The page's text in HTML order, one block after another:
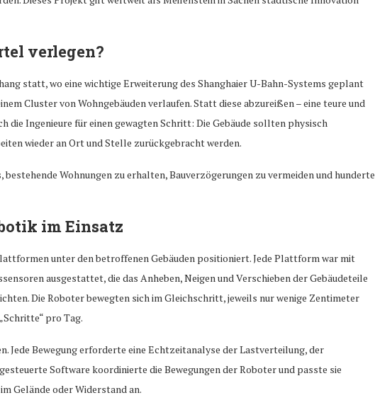
verlegen?
statt, wo eine wichtige Erweiterung des Shanghaier U-Bahn-Systems geplant
Cluster von Wohngebäuden verlaufen. Statt diese abzureißen – eine teure und
die Ingenieure für einen gewagten Schritt: Die Gebäude sollten physisch
wieder an Ort und Stelle zurückgebracht werden.
Wohnungen zu erhalten, Bauverzögerungen zu vermeiden und hunderte
im Einsatz
unter den betroffenen Gebäuden positioniert. Jede Plattform war mit
ausgestattet, die das Anheben, Neigen und Verschieben der Gebäudeteile
Die Roboter bewegten sich im Gleichschritt, jeweils nur wenige Zentimeter
pro Tag.
Jede Bewegung erforderte eine Echtzeitanalyse der Lastverteilung, der
Software koordinierte die Bewegungen der Roboter und passte sie
Gelände oder Widerstand an.